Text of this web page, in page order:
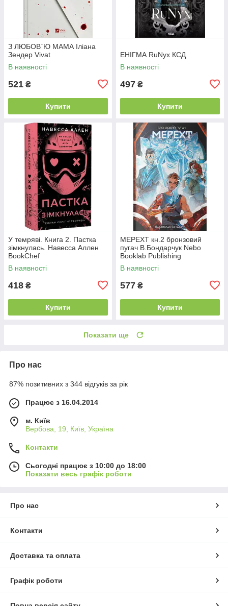
З ЛЮБОВ`Ю МАМА Іліана
Зендер Vivat
В наявності
521 ₴
Купити
ЕНІГМА RuNyx КСД
В наявності
497 ₴
Купити
У темряві. Книга 2. Пастка
зімкнулась. Навесса Аллен
BookChef
В наявності
418 ₴
Купити
МЕРЕХТ кн.2 бронзовий
пугач В.Бондарчук Nebo
Booklab Publishing
В наявності
577 ₴
Купити
Показати ще
Про нас
87% позитивних з 344 відгуків за рік
Працює з 16.04.2014
м. Київ
Вербова, 19, Київ, Україна
Контакти
Сьогодні працює з 10:00 до 18:00
Показати весь графік роботи
Про нас
Контакти
Доставка та оплата
Графік роботи